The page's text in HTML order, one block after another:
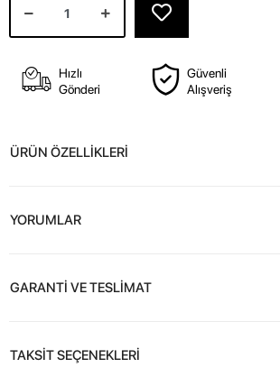
Hızlı
Gönderi
Güvenli
Alışveriş
ÜRÜN ÖZELLİKLERİ
YORUMLAR
GARANTİ VE TESLİMAT
TAKSİT SEÇENEKLERİ